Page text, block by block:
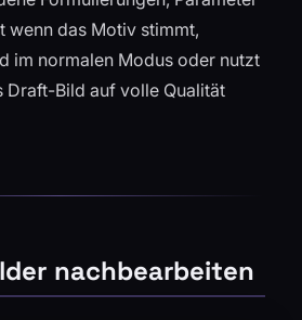
wenn das Motiv stimmt,
im normalen Modus oder nutzt
Draft-Bild auf volle Qualität
nachbearbeiten